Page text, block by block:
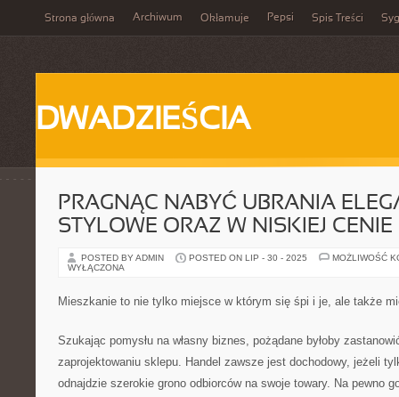
Strona główna Archiwum Okłamuje Pepsi Spis Treści
DWADZIEŚCIA
PRAGNĄC NABYĆ UBRANIA
STYLOWE ORAZ W NISKIEJ CENIE
POSTED BY ADMIN POSTED ON LIP - 30 - 2025
MOŻLIWOŚĆ
WYŁĄCZONA
Mieszkanie to nie tylko miejsce w którym się śpi i je, ale także
Szukając pomysłu na własny biznes, pożądane byłoby
zaprojektowaniu sklepu. Handel zawsze jest dochodowy, jeżeli
odnajdzie szerokie grono odbiorców na swoje towary. Na pewno